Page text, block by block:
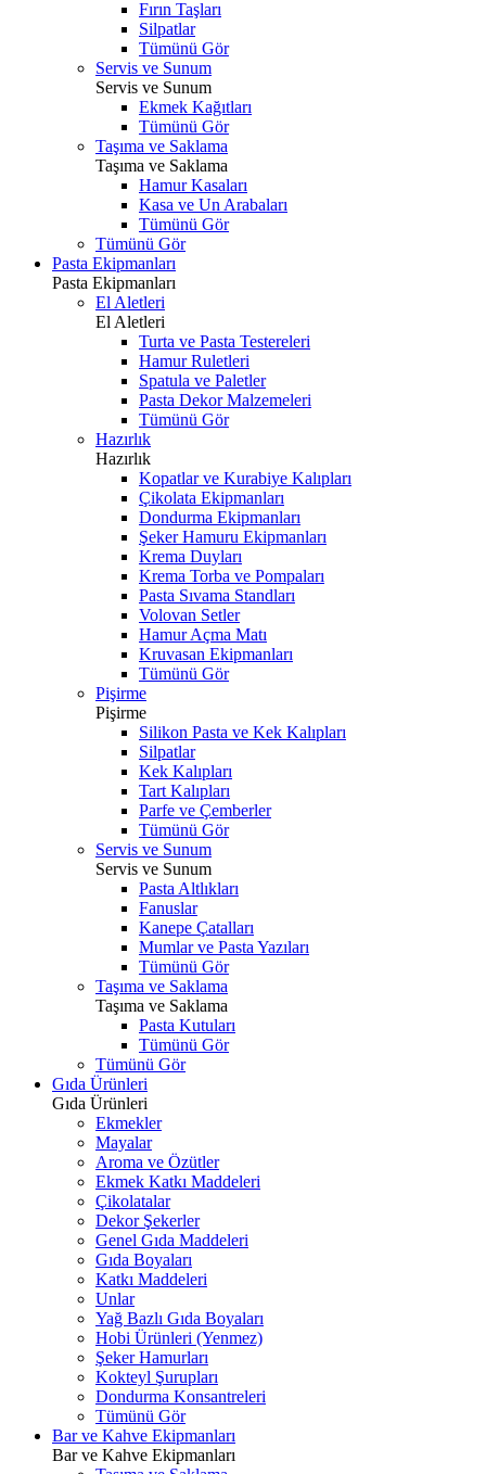
Fırın Taşları
Silpatlar
Tümünü Gör
Servis ve Sunum
Servis ve Sunum
Ekmek Kağıtları
Tümünü Gör
Taşıma ve Saklama
Taşıma ve Saklama
Hamur Kasaları
Kasa ve Un Arabaları
Tümünü Gör
Tümünü Gör
Pasta Ekipmanları
Pasta Ekipmanları
El Aletleri
El Aletleri
Turta ve Pasta Testereleri
Hamur Ruletleri
Spatula ve Paletler
Pasta Dekor Malzemeleri
Tümünü Gör
Hazırlık
Hazırlık
Kopatlar ve Kurabiye Kalıpları
Çikolata Ekipmanları
Dondurma Ekipmanları
Şeker Hamuru Ekipmanları
Krema Duyları
Krema Torba ve Pompaları
Pasta Sıvama Standları
Volovan Setler
Hamur Açma Matı
Kruvasan Ekipmanları
Tümünü Gör
Pişirme
Pişirme
Silikon Pasta ve Kek Kalıpları
Silpatlar
Kek Kalıpları
Tart Kalıpları
Parfe ve Çemberler
Tümünü Gör
Servis ve Sunum
Servis ve Sunum
Pasta Altlıkları
Fanuslar
Kanepe Çatalları
Mumlar ve Pasta Yazıları
Tümünü Gör
Taşıma ve Saklama
Taşıma ve Saklama
Pasta Kutuları
Tümünü Gör
Tümünü Gör
Gıda Ürünleri
Gıda Ürünleri
Ekmekler
Mayalar
Aroma ve Özütler
Ekmek Katkı Maddeleri
Çikolatalar
Dekor Şekerler
Genel Gıda Maddeleri
Gıda Boyaları
Katkı Maddeleri
Unlar
Yağ Bazlı Gıda Boyaları
Hobi Ürünleri (Yenmez)
Şeker Hamurları
Kokteyl Şurupları
Dondurma Konsantreleri
Tümünü Gör
Bar ve Kahve Ekipmanları
Bar ve Kahve Ekipmanları